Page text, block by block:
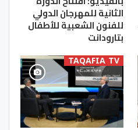
الثانية للمهرجان الدولي
للفنون الشعبية للأطفال
بتارودانت
TAQAFIA TV